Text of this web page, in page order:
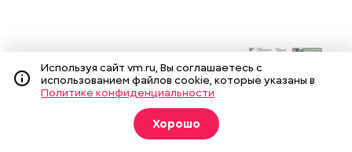
Подписка на печатные
издания
Оформить
Используя сайт vm.ru, Вы соглашаетесь с
использованием файлов cookie, которые указаны в
Политике конфиденциальности
Хорошо